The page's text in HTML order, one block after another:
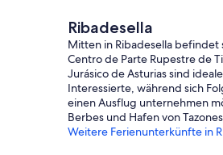
Ribadesella
Mitten in Ribadesella befindet
Centro de Parte Rupestre de
Jurásico de Asturias sind
Interessierte, während sich
einen Ausflug unternehmen
Berbes und Hafen von
Weitere Ferienunterkünfte in